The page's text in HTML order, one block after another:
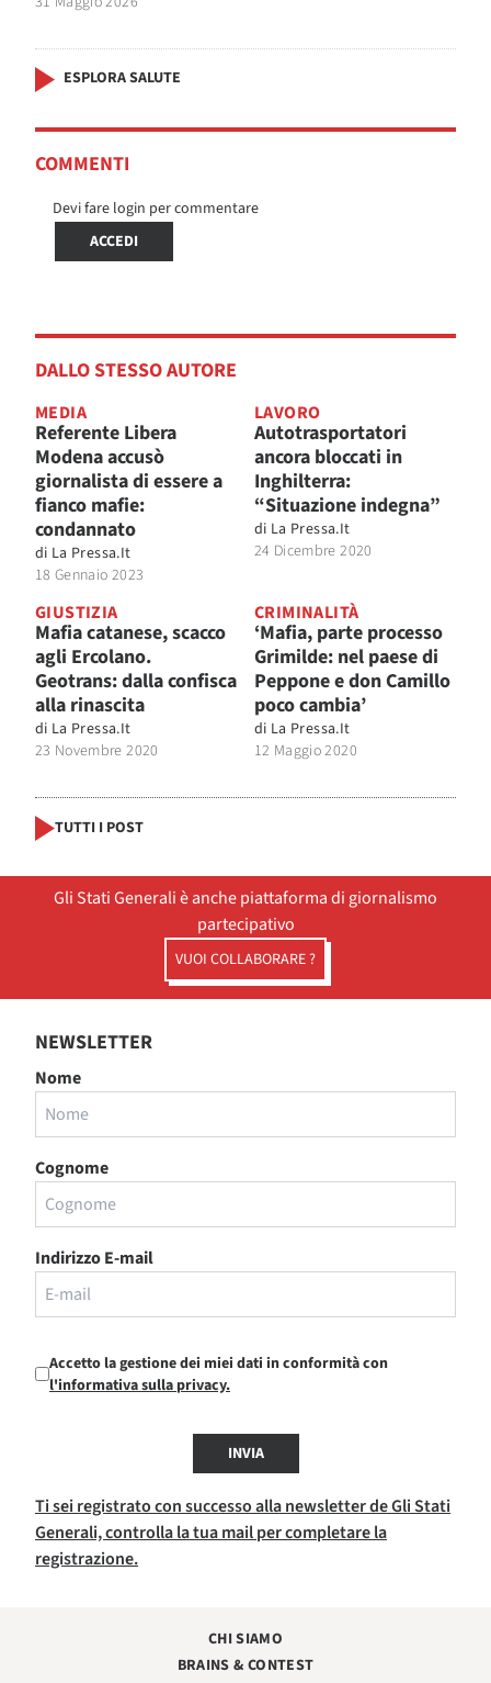
ESPLORA SALUTE
COMMENTI
Devi fare login per commentare
ACCEDI
DALLO STESSO AUTORE
MEDIA
Referente Libera
Modena accusò
giornalista di essere a
fianco mafie:
condannato
di La Pressa.it
18 Gennaio 2023
LAVORO
Autotrasportatori
ancora bloccati in
Inghilterra:
“Situazione indegna”
di La Pressa.it
24 Dicembre 2020
GIUSTIZIA
Mafia catanese, scacco
agli Ercolano.
Geotrans: dalla confisca
alla rinascita
di La Pressa.it
23 Novembre 2020
CRIMINALITÀ
‘Mafia, parte processo
Grimilde: nel paese di
Peppone e don Camillo
poco cambia’
di La Pressa.it
12 Maggio 2020
TUTTI I POST
Gli Stati Generali è anche piattaforma di giornalismo
partecipativo
VUOI COLLABORARE ?
NEWSLETTER
Nome
Cognome
Indirizzo E-mail
Accetto la gestione dei miei dati in conformità con
l'informativa sulla privacy.
INVIA
Ti sei registrato con successo alla newsletter de Gli Stati
Generali, controlla la tua mail per completare la
registrazione.
CHI SIAMO
BRAINS & CONTEST